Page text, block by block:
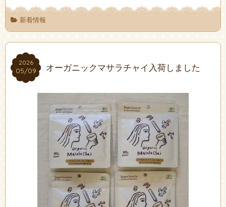
新着情報
2026
05/09
2026
05/09 オーガニックマサラチャイ入荷しました